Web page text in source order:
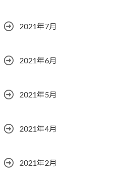
2021年7月
2021年6月
2021年5月
2021年4月
2021年2月